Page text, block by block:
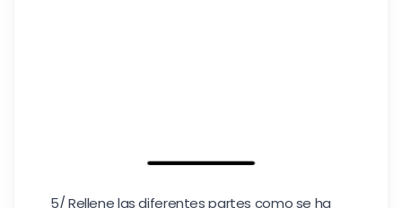
5/ Rellene las diferentes partes como se ha